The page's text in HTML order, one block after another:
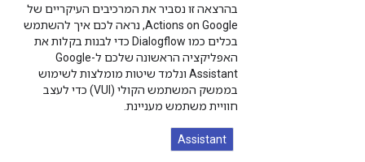
בהרצאה זו נסביר את המרכיבים העיקריים של
Actions on Google, נראה לכם איך להשתמש
בכלים כמו Dialogflow כדי לבנות בקלות את
האפליקציה הראשונה שלכם ל-Google
Assistant ונלמד שיטות מומלצות לשימוש
בממשק המשתמש הקולי (VUI) כדי לעצב
חוויית משתמש מעניינת.
Assistant